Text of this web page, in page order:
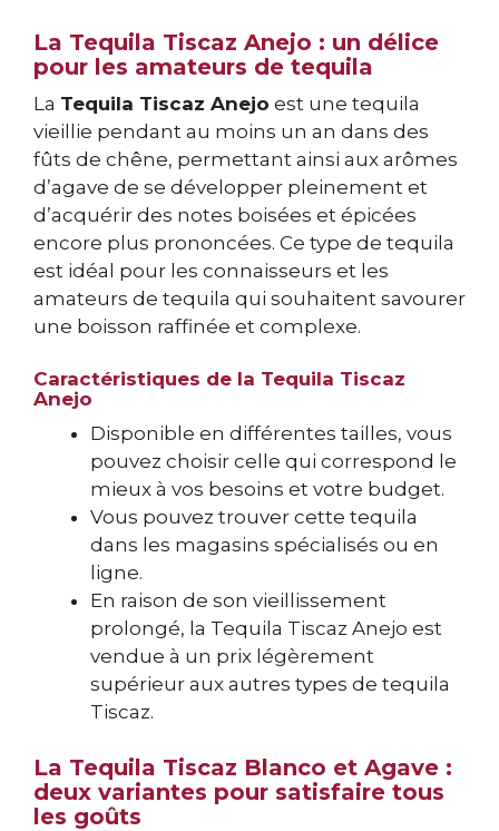
La Tequila Tiscaz Anejo : un délice
pour les amateurs de tequila
La Tequila Tiscaz Anejo est une tequila
vieillie pendant au moins un an dans des
fûts de chêne, permettant ainsi aux arômes
d’agave de se développer pleinement et
d’acquérir des notes boisées et épicées
encore plus prononcées. Ce type de tequila
est idéal pour les connaisseurs et les
amateurs de tequila qui souhaitent savourer
une boisson raffinée et complexe.
Caractéristiques de la Tequila Tiscaz
Anejo
Disponible en différentes tailles, vous
pouvez choisir celle qui correspond le
mieux à vos besoins et votre budget.
Vous pouvez trouver cette tequila
dans les magasins spécialisés ou en
ligne.
En raison de son vieillissement
prolongé, la Tequila Tiscaz Anejo est
vendue à un prix légèrement
supérieur aux autres types de tequila
Tiscaz.
La Tequila Tiscaz Blanco et Agave :
deux variantes pour satisfaire tous
les goûts